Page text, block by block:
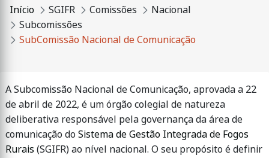
Início SGIFR Comissões
Nacional
Subcomissões
SubComissão Nacional de Comunicação
A Subcomissão Nacional de Comunicação, aprovada a 22
de abril de 2022, é um órgão colegial de natureza
deliberativa responsável pela governança da área de
comunicação doSistema de Gestão Integrada de Fogos
Rurais (SGIFR) ao nível nacional. O seu propósito é definir